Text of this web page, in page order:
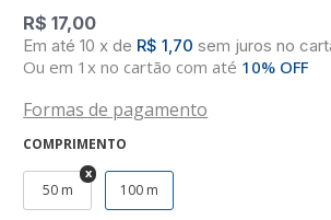
R$ 17,00
10 x de R$ 1,70 sem juros no
Ou em 1x no cartão com até 10% OFF
Formas de pagamento
COMPRIMENTO
50 m 100 m